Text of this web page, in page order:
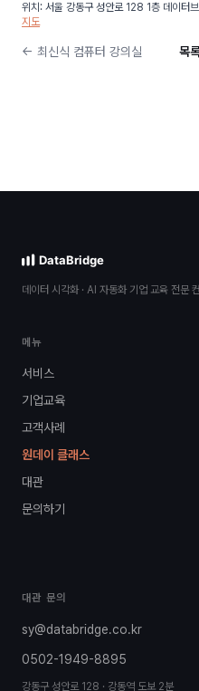
위치: 서울 강동구 성안로 128 1층 데이터
지도
← 최신식 컴퓨터 강의실 목
데이터 시각화 · AI 자동화 기업 교육 전문
메뉴
서비스
기업교육
고객사례
원데이 클래스
대관
문의하기
대관 문의
sy@databridge.co.kr
0502-1949-8895
강동구 성안로 128 · 강동역 도보 2분